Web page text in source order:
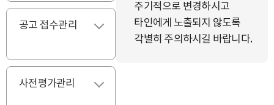
공고 접수관리
사전평가관리
주기적으로 변경하시고
타인에게 노출되지 않도록
각별히 주의하시길 바랍니다.